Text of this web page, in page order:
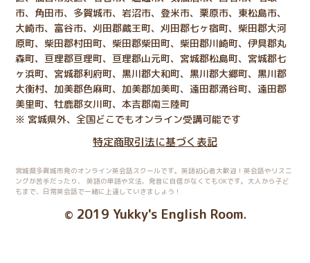
市、角田市、多賀城市、岩沼市、登米市、栗原市、東松島市、
大崎市、富谷市、刈田郡蔵王町、刈田郡七ヶ宿町、柴田郡大河
原町、柴田郡村田町、柴田郡柴田町、柴田郡川崎町、伊具郡丸
森町、亘理郡亘理町、亘理郡山元町、宮城郡松島町、宮城郡七
ヶ浜町、宮城郡利府町、黒川郡大和町、黒川郡大郷町、黒川郡
大衡村、加美郡色麻町、加美郡加美町、遠田郡涌谷町、遠田郡
美里町、牡鹿郡女川町、本吉郡南三陸町
※ 宮城県外、全国どこでもオンライン受講可能です
特定商取引法に基づく表記
宮城県多賀城市発のオンライン英会話スクールです。英語初心者大歓迎！英会話やリスニ
ングが苦手だったり、
英語の単語や文法、発音に自信がなくてもOKです。大人から子ど
もまで、日常英会話で一緒に上達していきましょう！
© 2019 Yukky's English Room.